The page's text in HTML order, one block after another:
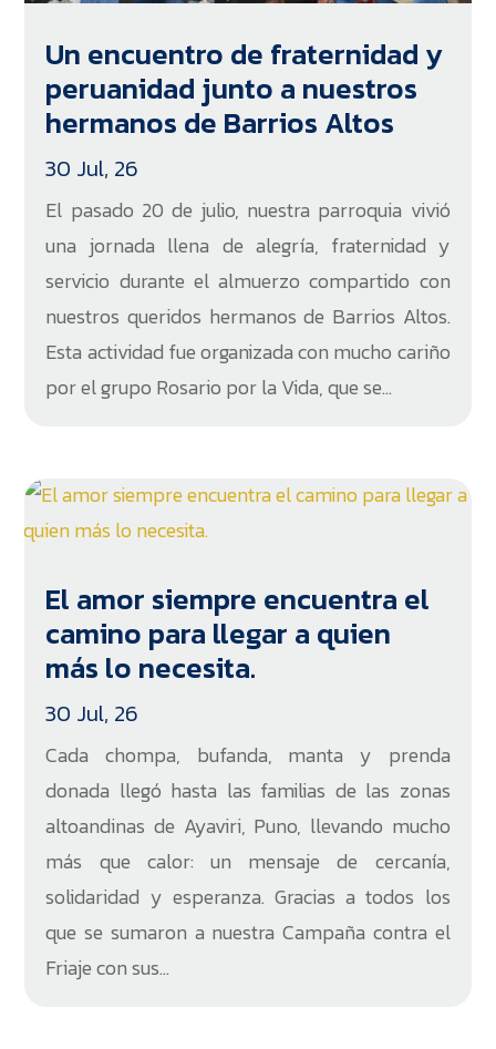
Un encuentro de fraternidad y
peruanidad junto a nuestros
hermanos de Barrios Altos
30 Jul, 26
El pasado 20 de julio, nuestra parroquia vivió
una jornada llena de alegría, fraternidad y
servicio durante el almuerzo compartido con
nuestros queridos hermanos de Barrios Altos.
Esta actividad fue organizada con mucho cariño
por el grupo Rosario por la Vida, que se...
El amor siempre encuentra el
camino para llegar a quien
más lo necesita.
30 Jul, 26
Cada chompa, bufanda, manta y prenda
donada llegó hasta las familias de las zonas
altoandinas de Ayaviri, Puno, llevando mucho
más que calor: un mensaje de cercanía,
solidaridad y esperanza. Gracias a todos los
que se sumaron a nuestra Campaña contra el
Friaje con sus...